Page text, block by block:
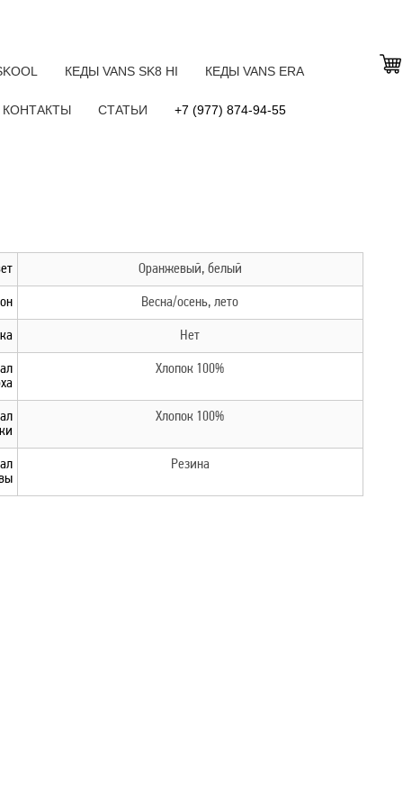
КЕДЫ VANS SK8 HI КЕДЫ VANS ERA
КОНТАКТЫ СТАТЬИ +7 (977) 874-94-55
Оранжевый, белый
Весна/осень, лето
Нет
Хлопок 100%
Хлопок 100%
Резина